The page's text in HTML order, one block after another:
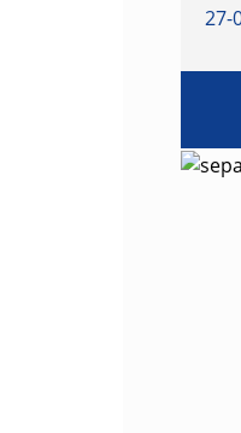
27-